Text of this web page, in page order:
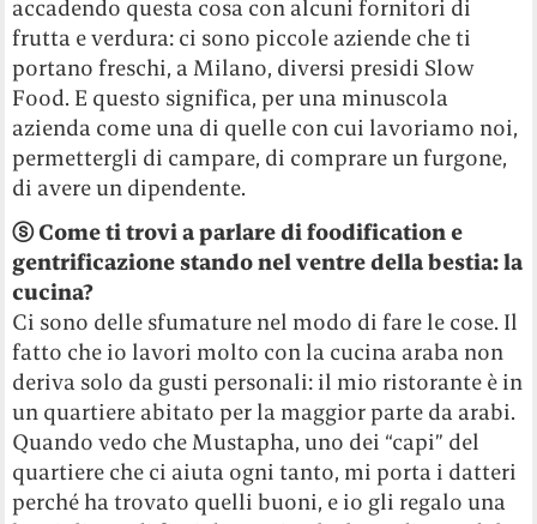
accadendo questa cosa con alcuni fornitori di
frutta e verdura: ci sono piccole aziende che ti
portano freschi, a Milano, diversi presidi Slow
Food. E questo significa, per una minuscola
azienda come una di quelle con cui lavoriamo noi,
permettergli di campare, di comprare un furgone,
di avere un dipendente.
ⓢ Come ti trovi a parlare di foodification e
gentrificazione stando nel ventre della bestia: la
cucina?
Ci sono delle sfumature nel modo di fare le cose. Il
fatto che io lavori molto con la cucina araba non
deriva solo da gusti personali: il mio ristorante è in
un quartiere abitato per la maggior parte da arabi.
Quando vedo che Mustapha, uno dei “capi” del
quartiere che ci aiuta ogni tanto, mi porta i datteri
perché ha trovato quelli buoni, e io gli regalo una